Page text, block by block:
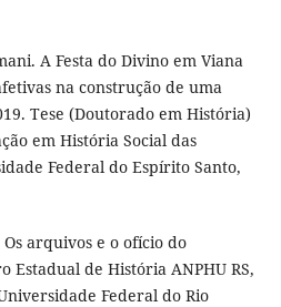
A Festa do Divino em Viana
na construção de uma
Tese (Doutorado em História)
em História Social das
Federal do Espírito Santo,
arquivos e o ofício do
de História ANPHU RS,
Federal do Rio